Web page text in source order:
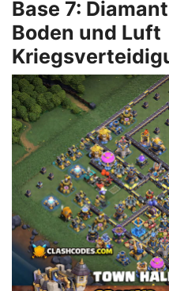
Base 7:
Boden und Luft